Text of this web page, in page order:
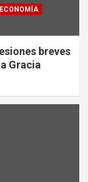
ECONOMÍA
breves
Gracia